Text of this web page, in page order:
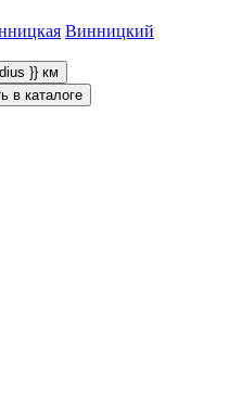
Винницкий
}} км
в каталоге